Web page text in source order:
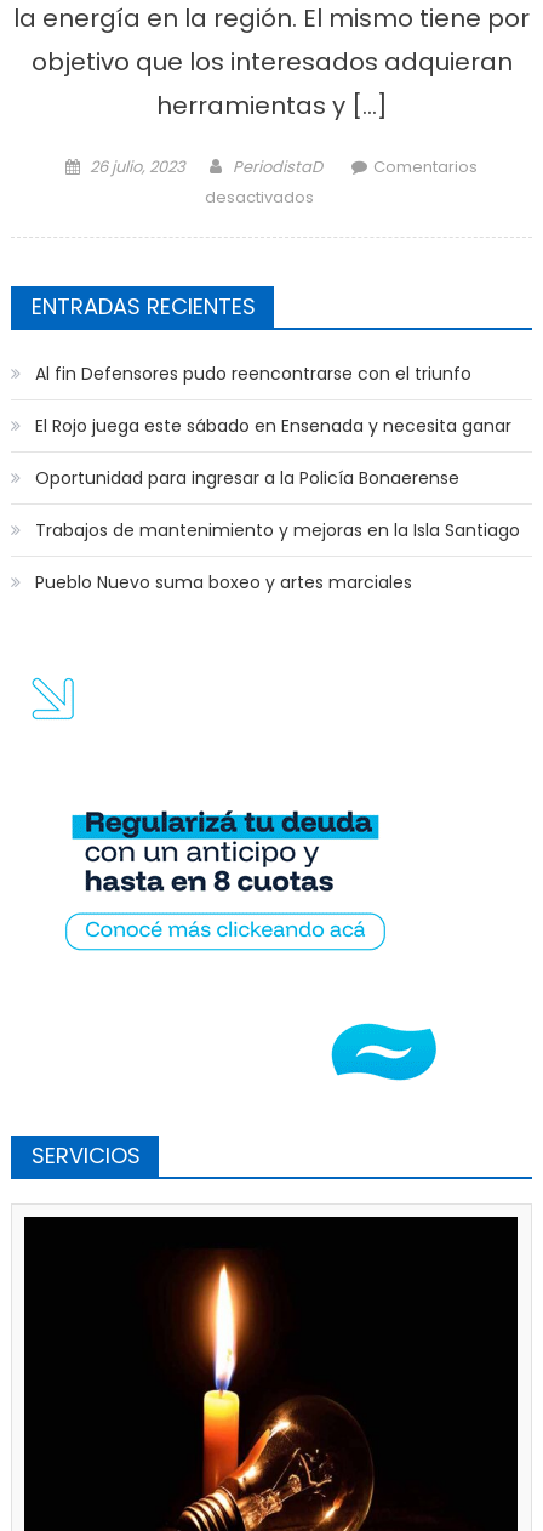
la energía en la región. El mismo tiene por
objetivo que los interesados adquieran
herramientas y […]
Posted on
26 julio, 2023 Author
PeriodistaD
Comentarios
desactivados
ENTRADAS RECIENTES
Al fin Defensores pudo reencontrarse con el triunfo
El Rojo juega este sábado en Ensenada y necesita ganar
Oportunidad para ingresar a la Policía Bonaerense
Trabajos de mantenimiento y mejoras en la Isla Santiago
Pueblo Nuevo suma boxeo y artes marciales
SERVICIOS